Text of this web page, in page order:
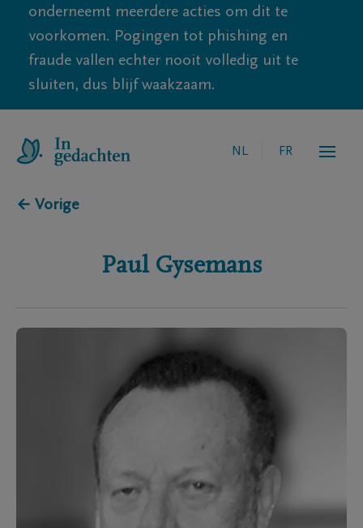
onderneemt meerdere acties om dit te
voorkomen. Pogingen tot phishing en
fraude vallen echter nooit volledig uit te
sluiten, dus blijf waakzaam.
NL FR
← Vorige
Paul Gysemans